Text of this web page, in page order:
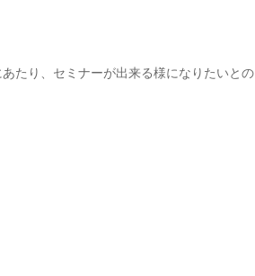
たり、セミナーが出来る様になりたいとの